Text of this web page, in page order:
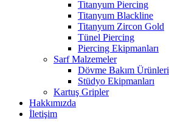
Titanyum Piercing
Titanyum Blackline
Titanyum Zircon Gold
Tünel Piercing
Piercing Ekipmanları
Sarf Malzemeler
Dövme Bakım Ürünleri
Stüdyo Ekipmanları
Kartuş Gripler
Hakkımızda
İletişim